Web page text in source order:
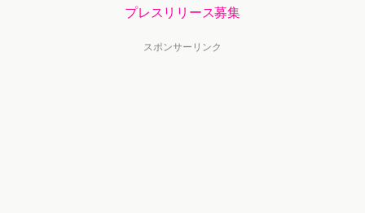
プレスリリース募集
スポンサーリンク